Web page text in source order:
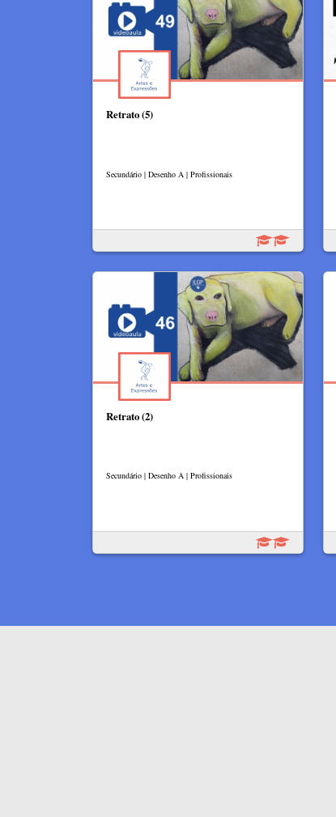
Retrato (5)
Secundário | Desenho A | Profissionais
Retrato (2)
Secundário | Desenho A | Profissionais